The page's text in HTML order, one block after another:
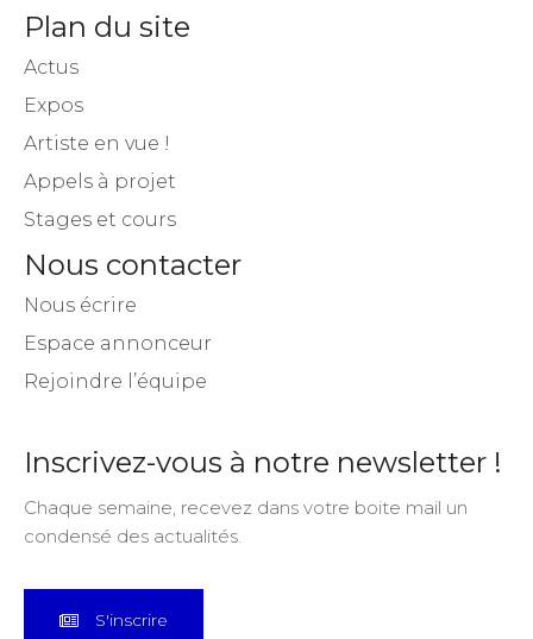
Plan du site
Actus
Expos
Artiste en vue !
Appels à projet
Stages et cours
Nous contacter
Nous écrire
Espace annonceur
Rejoindre l’équipe
Inscrivez-vous à notre newsletter !
Chaque semaine, recevez dans votre boite mail un
condensé des actualités.
S'inscrire